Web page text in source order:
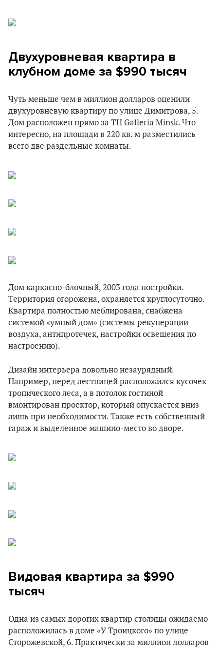
Двухуровневая квартира в
клубном доме за $990 тысяч
Чуть меньше чем в миллион долларов оценили
двухуровневую квартиру по улице Димитрова, 5.
Дом расположен прямо за ТЦ Galleria Minsk. Что
интересно, на площади в 220 кв. м разместились
всего две раздельные комнаты.
Дом каркасно-блочный, 2003 года постройки.
Территория огорожена, охраняется круглосуточно.
Квартира полностью меблирована, снабжена
системой «умный дом» (системы рекуперации
воздуха, антипротечек, настройки освещения по
настроению).
Дизайн интерьера довольно незаурядный.
Например, перед лестницей расположился кусочек
тропического леса, а в потолок гостиной
вмонтирован проектор, который опускается вниз
лишь при необходимости. Также есть собственный
гараж и выделенное машино-место во дворе.
Видовая квартира за $990
тысяч
Одна из самых дорогих квартир столицы ожидаемо
расположилась в доме «У Троицкого» по улице
Сторожевской, 6. Практически за миллион долларов